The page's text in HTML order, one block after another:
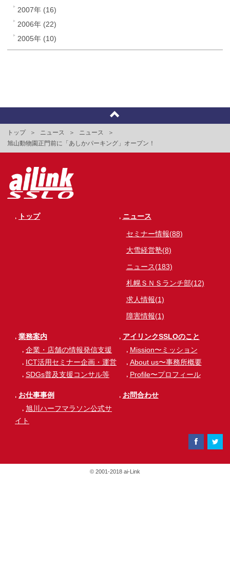
2007年 (16)
2006年 (22)
2005年 (10)
トップ ニュース
ニュース
旭山動物園正門前に「あしかパーキング」オープン！
トップ ニュース
セミナー情報(88)
大雪経営塾(8)
ニュース(183)
札幌ＳＮＳランチ部(12)
求人情報(1)
障害情報(1)
業務案内
企業・店舗の情報発信支援
ICT活用セミナー企画・運営
SDGs普及支援コンサル等
アイリンクSSLOのこと
Mission〜ミッション
About us〜事務所概要
Profile〜プロフィール
お仕事事例
旭川ハーフマラソン公式サ
イト
お問合わせ
© 2001-2018 ai-Link